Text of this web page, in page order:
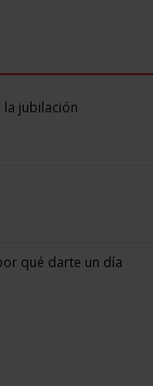
la jubilación
qué darte un día